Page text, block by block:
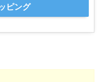
ピング